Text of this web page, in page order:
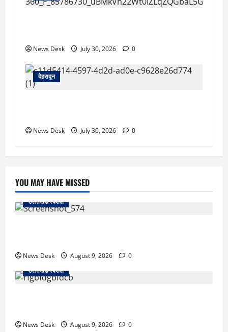
News Desk July 30, 2026 0
देहरादून
News Desk July 30, 2026 0
YOU MAY HAVE MISSED
उत्तराखंड स्पेशल
News Desk August 9, 2026
0
उत्तराखंड स्पेशल
News Desk August 9, 2026
0